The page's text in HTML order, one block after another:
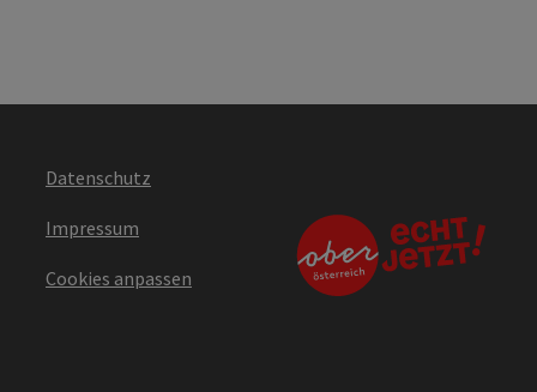
Datenschutz
Impressum
Cookies anpassen